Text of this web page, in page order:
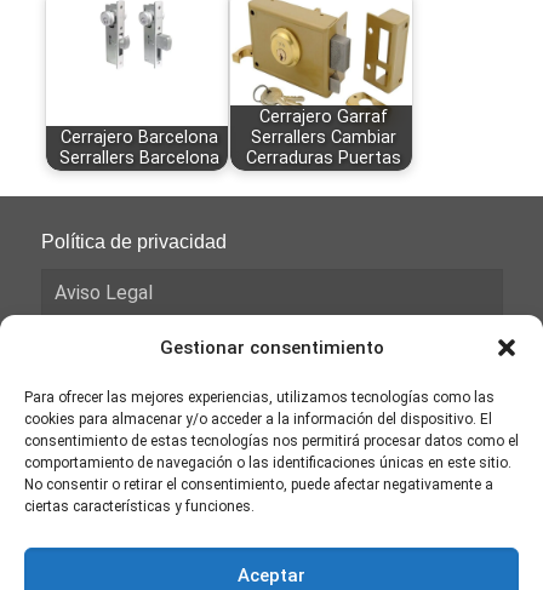
Gestionar consentimiento
Para ofrecer las mejores experiencias, utilizamos tecnologías como las
cookies para almacenar y/o acceder a la información del dispositivo. El
consentimiento de estas tecnologías nos permitirá procesar datos como el
comportamiento de navegación o las identificaciones únicas en este sitio.
No consentir o retirar el consentimiento, puede afectar negativamente a
ciertas características y funciones.
Aceptar
Cerrajero Barcelona
Serrallers Barcelona
Cerrajero Garraf
Serrallers Cambiar
Cerraduras Puertas
Política de privacidad
Aviso Legal
Política de Cookies
Política de privacidad
Términos y Condiciones
Blog